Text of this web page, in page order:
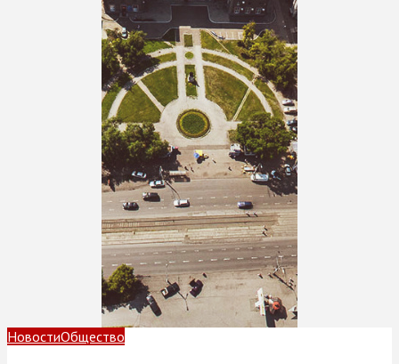
НовостиОбщество